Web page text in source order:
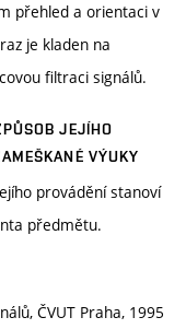
přehled a orientaci v
je kladen na
filtraci signálů.
JEJÍHO
VÝUKY
provádění stanoví
předmětu.
ČVUT Praha, 1995